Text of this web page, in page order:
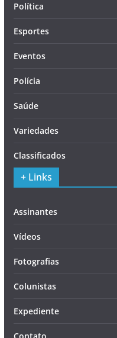
Política
Esportes
Eventos
Polícia
Saúde
Variedades
Classificados
+ Links
Assinantes
Vídeos
Fotografias
Colunistas
Expediente